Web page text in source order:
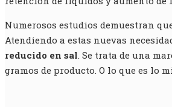
Numerosos estudios demuestran
Atendiendo a estas nuevas
reducido en sal . Se trata de una
gramos de producto. O lo que es lo